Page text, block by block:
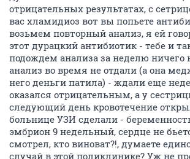
отрицательных результатах, с
вас хламидиоз вот вы попьете
возьмем повторный анализ, я ей
этот дурацкий антибиотик - тебе и
подождем анализа за неделю ничего
анализ во время не отдали (а она
него деньги патила) - ждали еще
оказался отрицательным, а у
следующий день кровотечение
больнице УЗИ сделали -
эмбрион 9 недельный, сердце не
смотрел, кто виноват?!, думаете
случай в этой поликлинике? Уж не